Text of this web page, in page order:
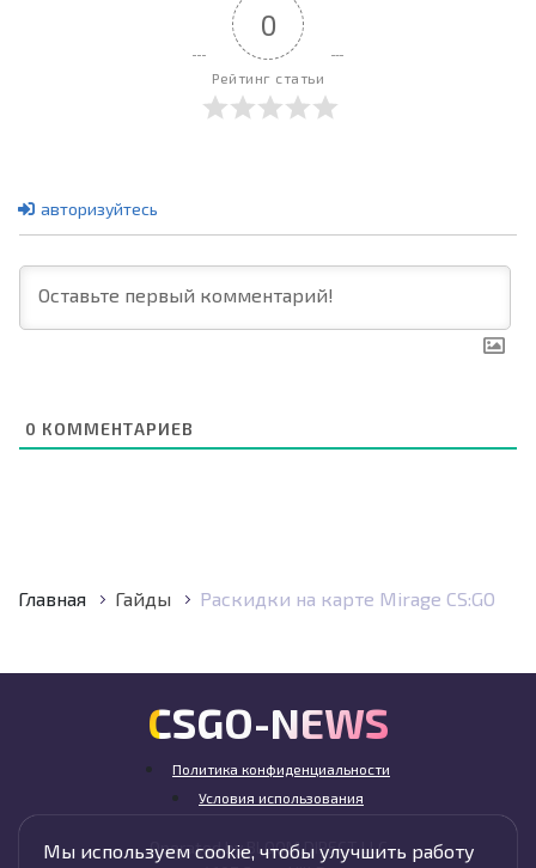
0
Рейтинг статьи
авторизуйтесь
0 КОММЕНТАРИЕВ
Главная Гайды Раскидки на карте Mirage CS:GO
CSGO-NEWS
Политика конфиденциальности
Условия использования
Operated by BLOOM DIRECT LLC
Мы используем cookie, чтобы улучшить работу